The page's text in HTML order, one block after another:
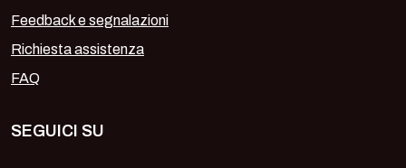
Feedback e segnalazioni
Richiesta assistenza
FAQ
SEGUICI SU